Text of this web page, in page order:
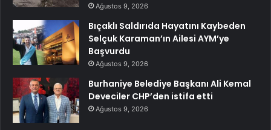
Ağustos 9, 2026
Bıçaklı Saldırıda Hayatını Kaybeden
Selçuk Karaman’ın Ailesi AYM’ye
Başvurdu
Ağustos 9, 2026
Burhaniye Belediye Başkanı Ali Kemal
Deveciler CHP’den istifa etti
Ağustos 9, 2026